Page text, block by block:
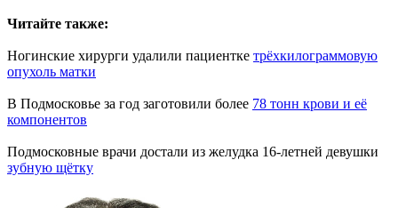
Читайте также:
Ногинские хирурги удалили пациентке трёхкилограммовую
опухоль матки
В Подмосковье за год заготовили более 78 тонн крови и её
компонентов
Подмосковные врачи достали из желудка 16-летней девушки
зубную щётку